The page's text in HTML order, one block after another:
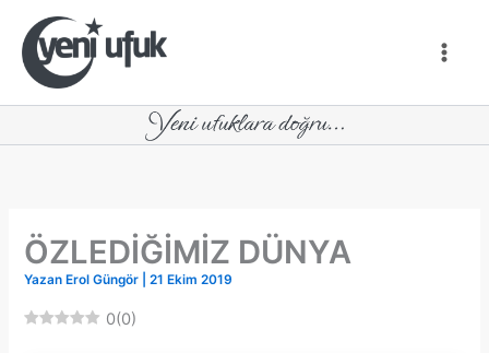
atla
ÖZLEDİĞİMİZ DÜNYA
Yazan Erol Güngör |21 Ekim 2019
0(0)